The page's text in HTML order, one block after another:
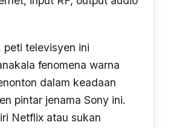
peti televisyen ini
fenomena warna
dalam keadaan
pintar jenama Sony ini.
Netflix atau sukan